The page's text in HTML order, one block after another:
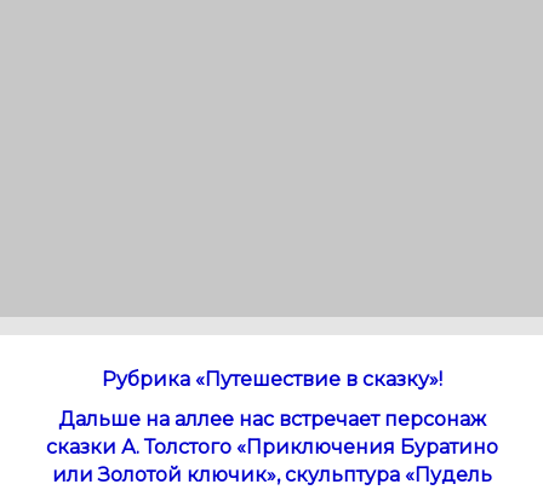
Рубрика «Путешествие в сказку»!
Дальше на аллее нас встречает персонаж
сказки А. Толстого «Приключения Буратино
или Золотой ключик», скульптура «Пудель